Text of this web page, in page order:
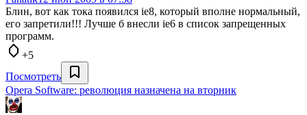
Блин, вот как тока появился ie8, который вполне нормальный,
его запретили!!! Лучше б внесли ie6 в список запрещенных
программ.
+5
Посмотреть
Opera Software: революция назначена на вторник